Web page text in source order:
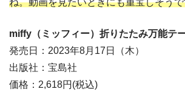
ね。動画を見たいときにも重宝しそう
miffy（ミッフィー）折りたたみ万能テ
発売日：2023年8月17日（木）
出版社：宝島社
価格：2,618円(税込)